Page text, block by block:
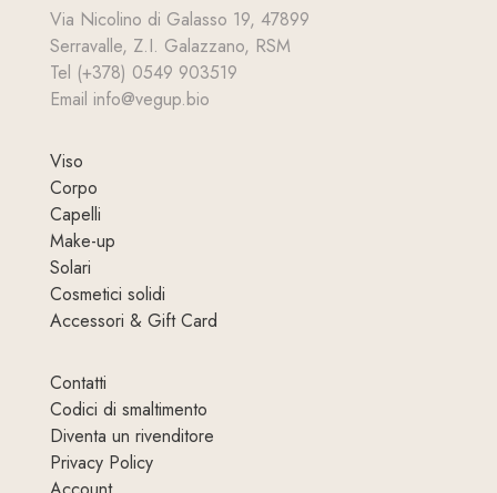
Via Nicolino di Galasso 19, 47899
Serravalle, Z.I. Galazzano, RSM
Tel (+378) 0549 903519
Email info@vegup.bio
Viso
Corpo
Capelli
Make-up
Solari
Cosmetici solidi
Accessori & Gift Card
Contatti
Codici di smaltimento
Diventa un rivenditore
Privacy Policy